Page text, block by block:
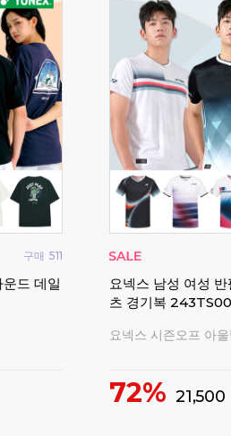
구매 112
응원 타
2026 윌슨 블레이
채 프로
신상 테니스라켓 모음
359,000